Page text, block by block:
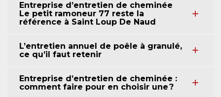
Entreprise d’entretien de cheminée
Le petit ramoneur 77 reste la
référence à Saint Loup De Naud
L’entretien annuel de poêle à granulé,
ce qu’il faut retenir
Entreprise d’entretien de cheminée :
comment faire pour en choisir une ?